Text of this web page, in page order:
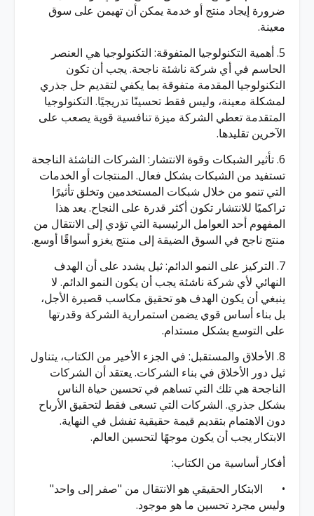
ضرورة إيجاد منتج أو خدمة يمكن أن تهيمن على سوق
معينة.
5. أهمية التكنولوجيا المتفوقة: التكنولوجيا هي العنصر
الحاسم في أي شركة ناشئة ناجحة. يجب أن تكون
التكنولوجيا المقدمة متفوقة بما يكفي لتقديم حل جذري
لمشكلة معينة، وليس فقط تحسينًا تدريجيًا. التكنولوجيا
المتقدمة تعطي الشركة ميزة تنافسية قوية يصعب على
الآخرين تقليدها.
6. تأثير الشبكات وقوة الانتشار: الشركات الناشئة الناجحة
تستفيد من الشبكات بشكل فعال. المنتجات أو الخدمات
التي تنمو من خلال شبكات المستخدمين وتخلق تأثيرًا
تراكميًا للانتشار تكون أكثر قدرة على النجاح. يعد هذا
المفهوم أحد العوامل الرئيسية التي تؤدي إلى الانتقال من
منتج ناجح في السوق الضيقة إلى منتج يغزو أسواقًا أوسع.
7. التركيز على النمو الدائم: ثيل يشدد على أن الهدف
النهائي لأي شركة ناشئة يجب أن يكون النمو الدائم. لا
ينبغي أن يكون الهدف هو تحقيق مكاسب قصيرة الأجل،
بل بناء أساس قوي يضمن استمرارية الشركة وقدرتها
على التوسع بشكل مستدام.
8. الأخلاق والمستقبل: في الجزء الأخير من الكتاب، يتناول
ثيل دور الأخلاق في بناء الشركات. يعتقد أن الشركات
الناجحة هي تلك التي تساهم في تحسين حياة الناس
بشكل جذري. الشركات التي تسعى فقط لتحقيق الأرباح
دون الاهتمام بتقديم قيمة حقيقية تفشل في النهاية.
الابتكار يجب أن يكون موجهًا لتحسين العالم.
أفكار أساسية من الكتاب:
•
الابتكار الحقيقي هو الانتقال من "صفر إلى واحد"
وليس مجرد تحسين ما هو موجود.